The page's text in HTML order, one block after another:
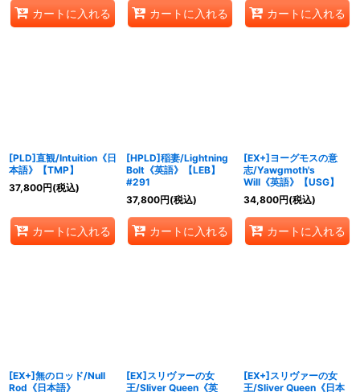
カートに入れる カートに入れる カートに入れる
[PLD]直観/Intuition《日
本語》【TMP】
37,800円(税込)
カートに入れる
[HPLD]稲妻/Lightning
Bolt《英語》【LEB】
#291
37,800円(税込)
カートに入れる
[EX+]ヨーグモスの意
志/Yawgmoth's
Will《英語》【USG】
34,800円(税込)
カートに入れる
[EX+]無のロッド/Null
Rod《日本語》
[EX]スリヴァーの女
王/Sliver Queen《英
[EX+]スリヴァーの女
王/Sliver Queen《日本